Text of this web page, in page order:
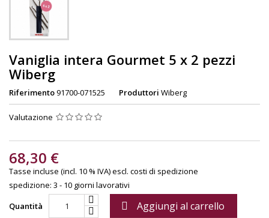
Vaniglia intera Gourmet 5 x 2 pezzi
Wiberg
Riferimento91700-071525 Produttori Wiberg
Valutazione
68,30 €
Tasse incluse (incl. 10 % IVA)escl. costi di spedizione
spedizione: 3 - 10 giorni lavorativi
Quantità
 Aggiungi al carrello